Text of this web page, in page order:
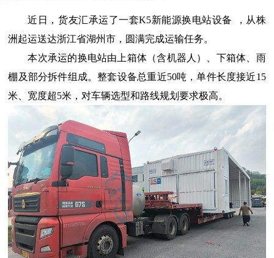
近日，货友汇承运了一套K5新能源换电站设备
，从株
洲起运送达浙江省湖州市，圆满完成运输任务。
本次承运的换电站由上箱体（含机器人）、下箱体、雨
棚及部分拆件组成。整套设备总重近50吨，单件长度接近15
米、宽度超5米，对车辆选型和路线规划要求极高。